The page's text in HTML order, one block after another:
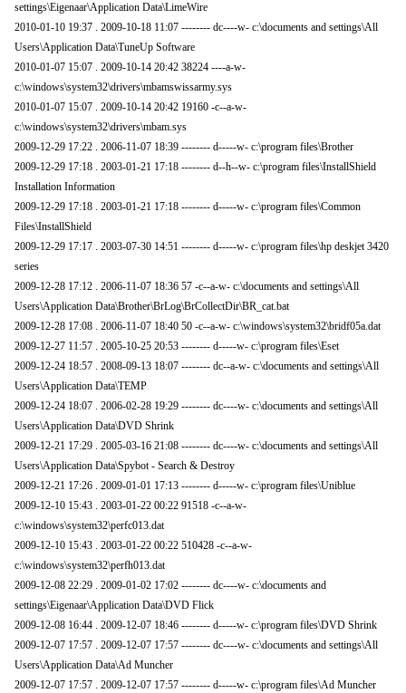
settings\Eigenaar\Application Data\LimeWire
2010-01-10 19:37 . 2009-10-18 11:07 -------- dc----w- c:\documents and settings\All
Users\Application Data\TuneUp Software
2010-01-07 15:07 . 2009-10-14 20:42 38224 ----a-w-
c:\windows\system32\drivers\mbamswissarmy.sys
2010-01-07 15:07 . 2009-10-14 20:42 19160 -c--a-w-
c:\windows\system32\drivers\mbam.sys
2009-12-29 17:22 . 2006-11-07 18:39 -------- d-----w- c:\program files\Brother
2009-12-29 17:18 . 2003-01-21 17:18 -------- d--h--w- c:\program files\InstallShield
Installation Information
2009-12-29 17:18 . 2003-01-21 17:18 -------- d-----w- c:\program files\Common
Files\InstallShield
2009-12-29 17:17 . 2003-07-30 14:51 -------- d-----w- c:\program files\hp deskjet 3420
series
2009-12-28 17:12 . 2006-11-07 18:36 57 -c--a-w- c:\documents and settings\All
Users\Application Data\Brother\BrLog\BrCollectDir\BR_cat.bat
2009-12-28 17:08 . 2006-11-07 18:40 50 -c--a-w- c:\windows\system32\bridf05a.dat
2009-12-27 11:57 . 2005-10-25 20:53 -------- d-----w- c:\program files\Eset
2009-12-24 18:57 . 2008-09-13 18:07 -------- dc--a-w- c:\documents and settings\All
Users\Application Data\TEMP
2009-12-24 18:07 . 2006-02-28 19:29 -------- dc----w- c:\documents and settings\All
Users\Application Data\DVD Shrink
2009-12-21 17:29 . 2005-03-16 21:08 -------- dc----w- c:\documents and settings\All
Users\Application Data\Spybot - Search & Destroy
2009-12-21 17:26 . 2009-01-01 17:13 -------- d-----w- c:\program files\Uniblue
2009-12-10 15:43 . 2003-01-22 00:22 91518 -c--a-w-
c:\windows\system32\perfc013.dat
2009-12-10 15:43 . 2003-01-22 00:22 510428 -c--a-w-
c:\windows\system32\perfh013.dat
2009-12-08 22:29 . 2009-01-02 17:02 -------- dc----w- c:\documents and
settings\Eigenaar\Application Data\DVD Flick
2009-12-08 16:44 . 2009-12-07 18:46 -------- d-----w- c:\program files\DVD Shrink
2009-12-07 17:57 . 2009-12-07 17:57 -------- dc----w- c:\documents and settings\All
Users\Application Data\Ad Muncher
2009-12-07 17:57 . 2009-12-07 17:57 -------- d-----w- c:\program files\Ad Muncher